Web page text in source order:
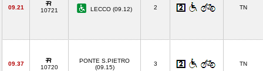
09.21 10721 LECCO (09.12) 2 TN
09.37
10720
PONTE S.PIETRO
(09.15)
3 TN